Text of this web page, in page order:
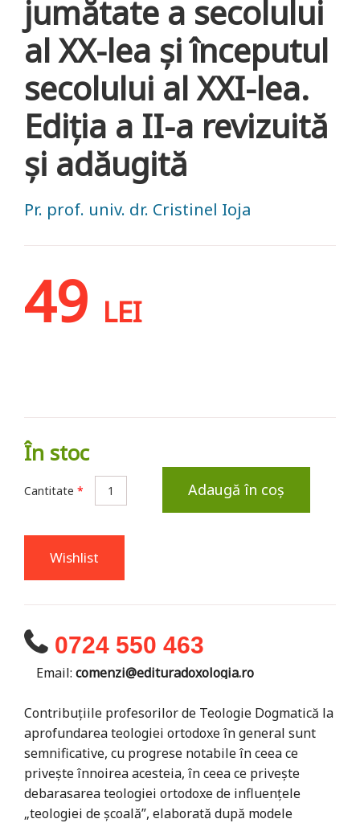
jumătate a secolului
al XX-lea şi începutul
secolului al XXI-lea.
Ediţia a II-a revizuită
şi adăugită
Pr. prof. univ. dr. Cristinel Ioja
49 LEI
În stoc
Cantitate * Adaugă în coș
Wishlist
0724 550 463
Email: comenzi@edituradoxologia.ro
Contribuţiile profesorilor de Teologie Dogmatică la
aprofundarea teologiei ortodoxe în general sunt
semnificative, cu progrese notabile în ceea ce
priveşte înnoirea acesteia, în ceea ce priveşte
debarasarea teologiei ortodoxe de influenţele
„teologiei de şcoală”, elaborată după modele